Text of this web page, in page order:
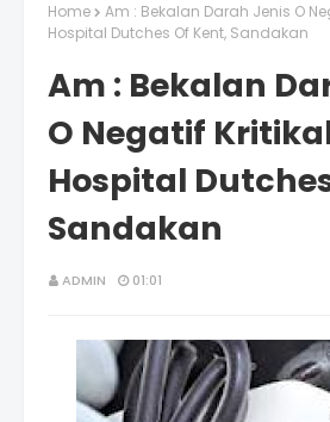
Home
Am : Bekalan Darah Jenis O
Hospital Dutches Of Kent, Sandakan
Am : Bekalan
O Negatif
Hospital
Sandakan
ADMIN 01:01